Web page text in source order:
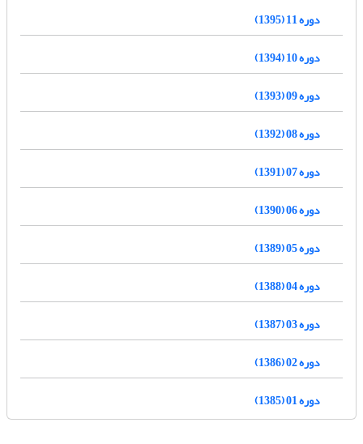
دوره 11 (1395)
دوره 10 (1394)
دوره 09 (1393)
دوره 08 (1392)
دوره 07 (1391)
دوره 06 (1390)
دوره 05 (1389)
دوره 04 (1388)
دوره 03 (1387)
دوره 02 (1386)
دوره 01 (1385)